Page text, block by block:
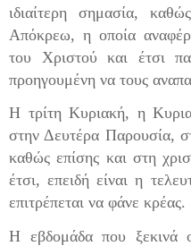
ιδιαίτερη σημασία,
Απόκρεω, η οποία
του Χριστού και έτσι
προηγουμένη να τους
Η τρίτη Κυριακή, η
στην Δευτέρα Παρουσία,
καθώς επίσης και στη
έτσι, επειδή είναι η
επιτρέπεται να φάνε κρέας.
Η εβδομάδα που ξεκινά